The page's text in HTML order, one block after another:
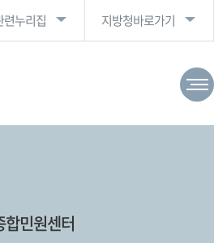
련누리집 지방청바로가기
합민원센터